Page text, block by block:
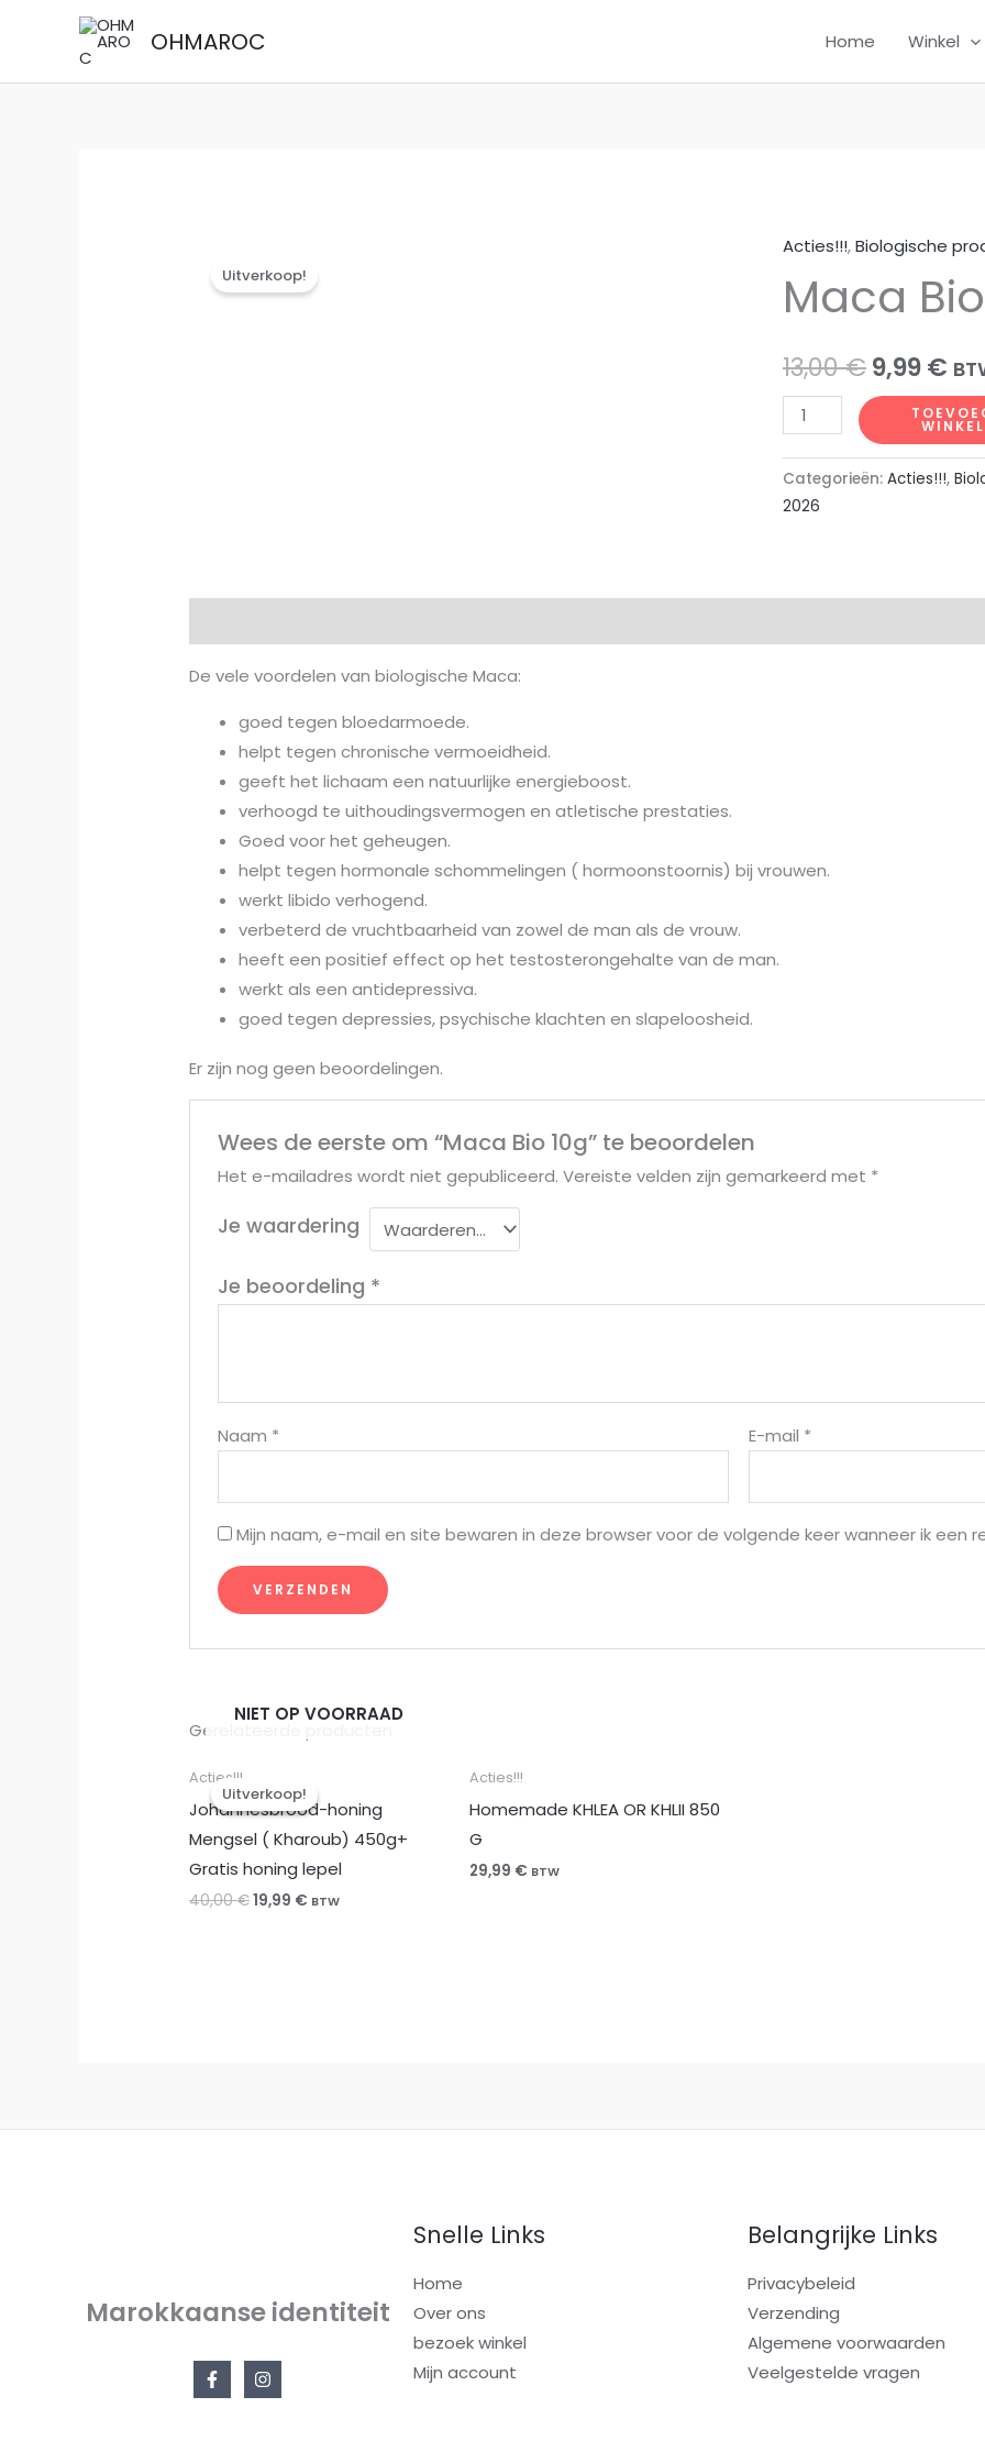
OHMAROC Home Winkel
Uitverkoop!
Acties!!!,Biologische
Maca
13,00€
prijs
was:
9,99€
is:
Maca
Bio
10g
aantal
Categorieën: Acties!!!,
2026
De vele voordelen van biologische Maca:
goed tegen bloedarmoede.
helpt tegen chronische vermoeidheid.
geeft het lichaam een natuurlijke energieboost.
verhoogd te uithoudingsvermogen en atletische prestaties.
Goed voor het geheugen.
helpt tegen hormonale schommelingen ( hormoonstoornis) bij vrouwen.
werkt libido verhogend.
verbeterd de vruchtbaarheid van zowel de man als de vrouw.
heeft een positief effect op het testosterongehalte van de man.
werkt als een antidepressiva.
goed tegen depressies, psychische klachten en slapeloosheid.
Er zijn nog geen beoordelingen.
Wees de eerste om “Maca Bio 10g” te beoordelen
Het e-mailadres wordt niet gepubliceerd. Vereiste velden zijn gemarkeerd met *
Je waardering
Je beoordeling *
Naam * E-mail *
Mijn naam, e-mail en site bewaren in deze browser voor de volgende keer wanneer ik een
Gerelateerde producten
Uitverkoop!
NIET OP VOORRAAD
Uitverkoop!
Acties!!!
Johannesbrood-honing
Mengsel ( Kharoub) 450g+
Gratis honing lepel
40,00€Oorspronkelijke
19,99 € Huidige
BTW
Acties!!!
Homemade KHLEA OR KHLII 850
G
29,99 € BTW
Marokkaanse identiteit
Snelle Links
Home
Over ons
bezoek winkel
Mijn account
Belangrijke Links
Privacybeleid
Verzending
Algemene voorwaarden
Veelgestelde vragen